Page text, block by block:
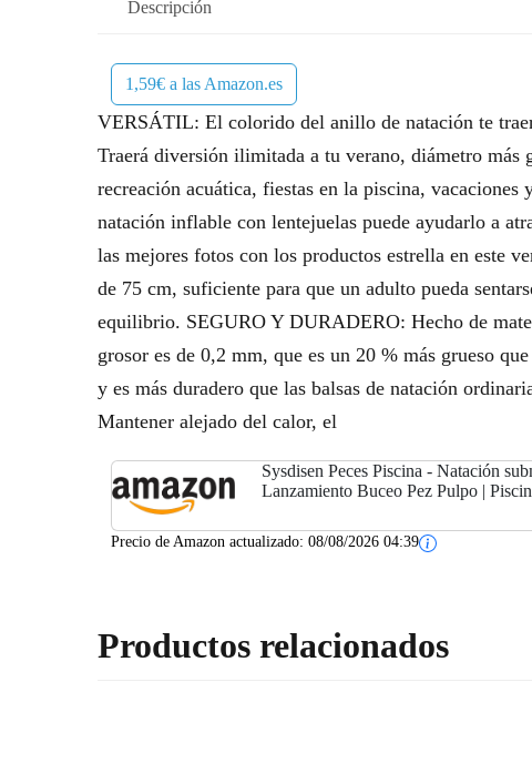
Descripción
1,59€ a las Amazon.es
VERSÁTIL: El colorido del anillo de natación te
Traerá diversión ilimitada a tu verano, diámetro más
recreación acuática, fiestas en la piscina,
natación inflable con lentejuelas puede ayudarlo a
las mejores fotos con los productos estrella en este
de 75 cm, suficiente para que un adulto pueda
equilibrio. SEGURO Y DURADERO: Hecho de
grosor es de 0,2 mm, que es un 20 % más grueso
y es más duradero que las balsas de natación
Mantener alejado del calor, el
Sysdisen Peces Piscina - Natación
Lanzamiento Buceo Pez Pulpo |
Peces
Precio de Amazon actualizado: 08/08/2026 04:39
Productos relacionados